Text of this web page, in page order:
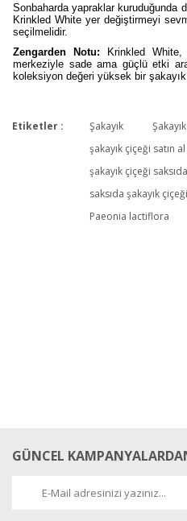
Sonbaharda yapraklar kuruduğunda
Krinkled White yer değiştirmeyi
seçilmelidir.
Zengarden Notu: Krinkled
merkeziyle sade ama güçlü etki
koleksiyon değeri yüksek bir
Bu ürüne ilk
Etiketler : Şakayık
şakayık çiçeği satın al
şakayık çiçeği
saksıda şakayık
Paeonia lactiflora
GÜNCEL